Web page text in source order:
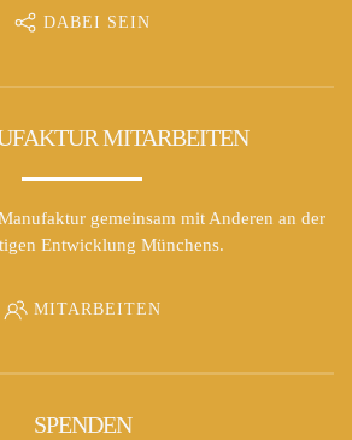
DABEI SEIN
MITARBEITEN
gemeinsam mit Anderen an der
Entwicklung Münchens.
MITARBEITEN
SPENDEN